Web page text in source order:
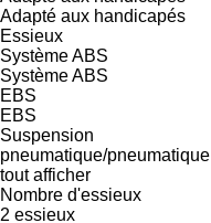
Adapté aux handicapés
Essieux
Système ABS
Système ABS
EBS
EBS
Suspension
pneumatique/pneumatique
tout afficher
Nombre d'essieux
2 essieux